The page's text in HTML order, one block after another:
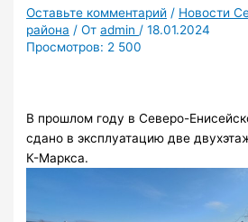
Оставьте комментарий / Новости
района / Отadmin /18.01.2024
Просмотров: 2 500
В прошлом году в Северо-
сдано в эксплуатацию две
К-Маркса.